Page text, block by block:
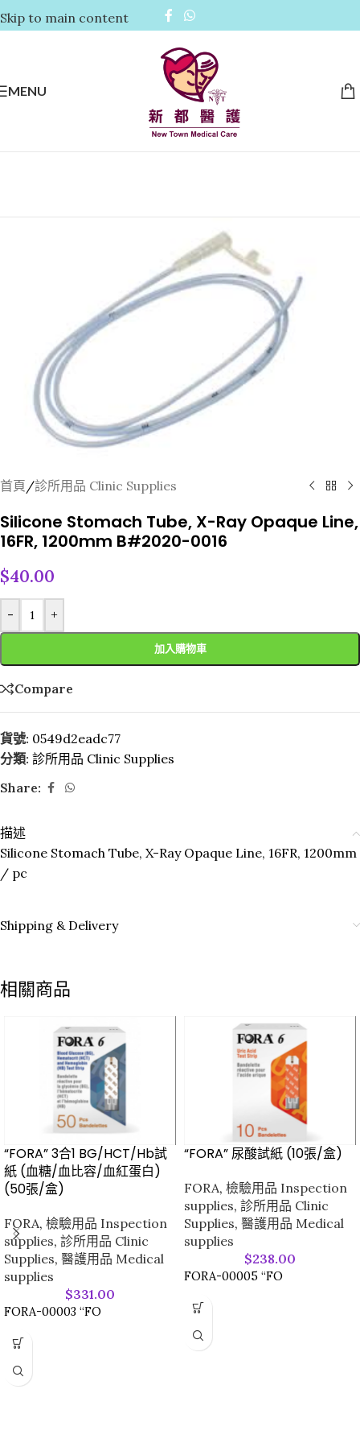
Skip to main content
MENU
首頁 /診所用品 Clinic Supplies
Silicone Stomach Tube, X-Ray Opaque Line,
16FR, 1200mm B#2020-0016
$40.00
- +
加入購物車
Compare
貨號: 0549d2eadc77
分類: 診所用品 Clinic Supplies
Share:
描述
Silicone Stomach Tube, X-Ray Opaque Line, 16FR, 1200mm
/ pc
Shipping & Delivery
相關商品
“FORA” 3合1 BG/HCT/Hb試
紙 (血糖/血比容/血紅蛋白)
(50張/盒)
FORA, 檢驗用品 Inspection
supplies, 診所用品 Clinic
Supplies, 醫護用品 Medical
supplies
$331.00
FORA-00003 “FO
“FORA” 尿酸試紙 (10張/盒)
FORA, 檢驗用品 Inspection
supplies, 診所用品 Clinic
Supplies, 醫護用品 Medical
supplies
$238.00
FORA-00005 “FO